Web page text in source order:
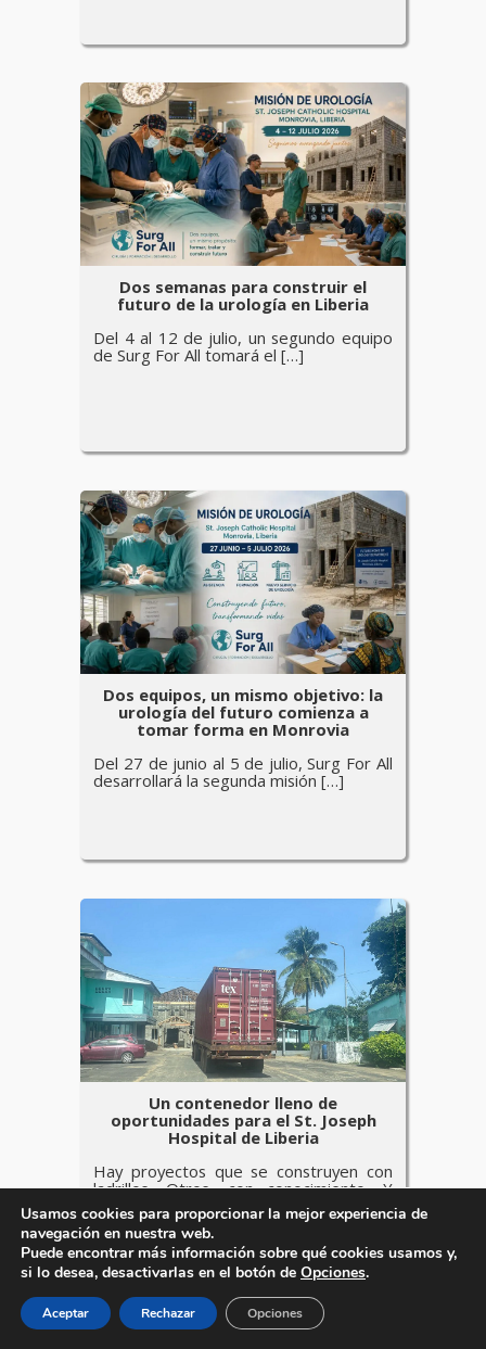
Dos semanas para construir el
futuro de la urología en Liberia
Del 4 al 12 de julio, un segundo equipo
de Surg For All tomará el […]
Dos equipos, un mismo objetivo: la
urología del futuro comienza a
tomar forma en Monrovia
Del 27 de junio al 5 de julio, Surg For All
desarrollará la segunda misión […]
Un contenedor lleno de
oportunidades para el St. Joseph
Hospital de Liberia
Hay proyectos que se construyen con
ladrillos. Otros, con conocimiento. Y
algunos, como el futuro […]
Usamos cookies para proporcionar la mejor experiencia de
navegación en nuestra web.
Puede encontrar más información sobre qué cookies usamos y,
si lo desea, desactivarlas en el botón de Opciones.
Aceptar Rechazar Opciones